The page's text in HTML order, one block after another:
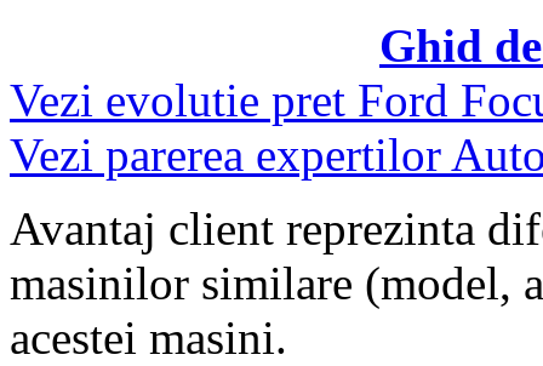
Ghid
Vezi evolutie pret Ford
Vezi parerea expertilor
Avantaj client reprezinta
masinilor similare (model,
acestei masini.